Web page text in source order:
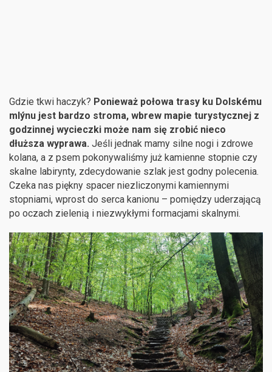
Gdzie tkwi haczyk? Ponieważ połowa trasy ku Dolskému
mlýnu jest bardzo stroma, wbrew mapie turystycznej z
godzinnej wycieczki może nam się zrobić nieco
dłuższa wyprawa. Jeśli jednak mamy silne nogi i zdrowe
kolana, a z psem pokonywaliśmy już kamienne stopnie czy
skalne labirynty, zdecydowanie szlak jest godny polecenia.
Czeka nas piękny spacer niezliczonymi kamiennymi
stopniami, wprost do serca kanionu – pomiędzy uderzającą
po oczach zielenią i niezwykłymi formacjami skalnymi.